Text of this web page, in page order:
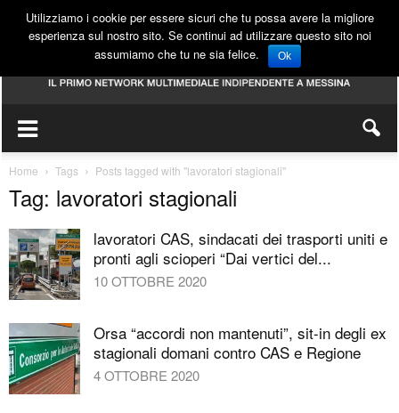
Home Tags Posts tagged with "lavoratori stagionali"
Tag: lavoratori stagionali
lavoratori CAS, sindacati dei trasporti uniti e
pronti agli scioperi “Dai vertici del...
10 OTTOBRE 2020
Orsa “accordi non mantenuti”, sit-in degli ex
stagionali domani contro CAS e Regione
4 OTTOBRE 2020
Utilizziamo i cookie per essere sicuri che tu possa avere la migliore
esperienza sul nostro sito. Se continui ad utilizzare questo sito noi
assumiamo che tu ne sia felice.
Ok